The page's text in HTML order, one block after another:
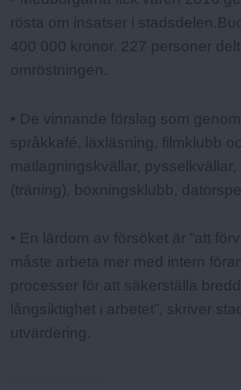
rösta om insatser i
400 000 kronor. 227 personer
omröstningen.
• De vinnande förslag som
språkkafé, läxläsning, filmklubb
matlagningskvällar, pysselkvällar,
(träning), boxningsklubb,
• En lärdom av försöket är ”att
måste arbeta mer med intern
processer för att säkerställa
långsiktighet i arbetet”, skriver
utvärdering.